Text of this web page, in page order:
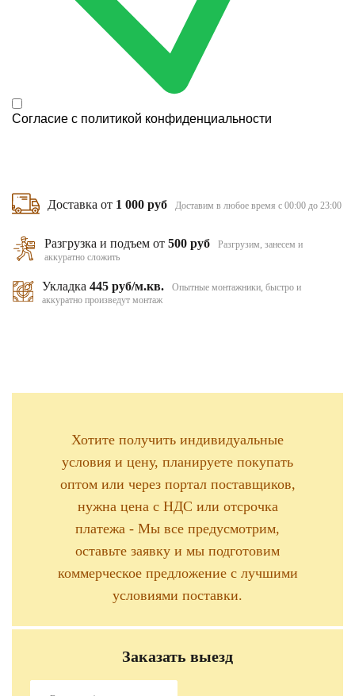
Согласие с политикой конфиденциальности
Доставка от 1 000 руб Доставим в любое время с 00:00 до 23:00
Разгрузка и подъем от500 руб
Разгрузим, занесем и
аккуратно сложить
Укладка 445 руб/м.кв.
Опытные монтажники, быстро и
аккуратно произведут монтаж
Хотите получить индивидуальные
условия и цену, планируете покупать
оптом или через портал поставщиков,
нужна цена с НДС или отсрочка
платежа - Мы все предусмотрим,
оставьте заявку и мы подготовим
коммерческое предложение с лучшими
условиями поставки.
Заказать выезд